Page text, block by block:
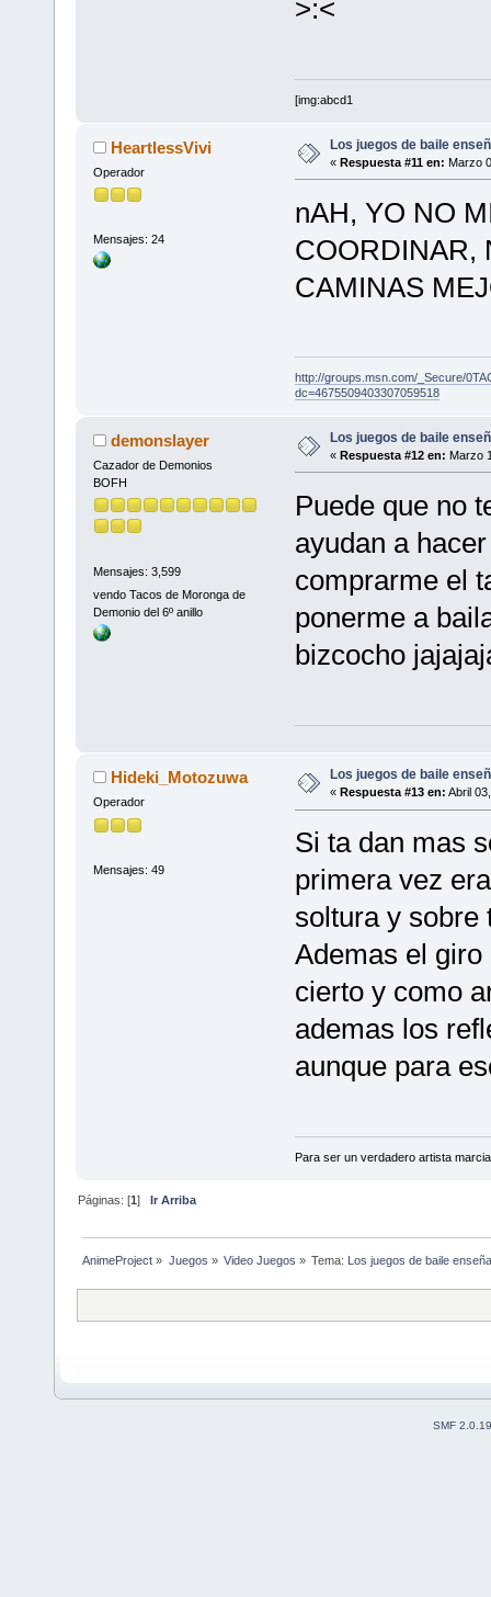
>:<
[img:abcd1
HeartlessVivi
Operador
Mensajes: 24
Los juegos de baile
« Respuesta #11 en: Marzo
nAH, YO NO
COORDINAR,
CAMINAS
http://groups.msn.com/_Secure/
dc=4675509403307059518
demonslayer
Cazador de Demonios
BOFH
Mensajes: 3,599
vendo Tacos de Moronga de
Demonio del 6º anillo
Los juegos de baile
« Respuesta #12 en: Marzo
Puede que no
ayudan a
comprarme el
ponerme a
bizcocho
Hideki_Motozuwa
Operador
Mensajes: 49
Los juegos de baile
« Respuesta #13 en: Abril
Si ta dan mas
primera vez
soltura y sobre
Ademas el
cierto y como
ademas los
aunque para
Para ser un verdadero artista
Páginas: [1]Ir Arriba
AnimeProject » Juegos » Video Juegos » Tema: Los juegos de baile
SMF 2.0.19